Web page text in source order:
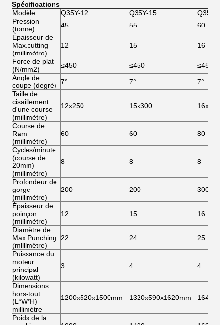
Spécifications
Modèle
Q35Y-12 Q35Y-15
Q35Y-
Pression
(tonne)
45 55
60
Épaisseur de
Max.cutting
(millimètre)
12 15 16
Force de plat
(N/mm2)
≤450 ≤450
≤450
Angle de
coupe (degré)
7° 7°
7°
Taille de
cisaillement
d'une course
(millimètre)
12x250 15x300
Course de
Ram
(millimètre)
60 60 80
Cycles/minute
(course de
20mm)
(millimètre)
8 8 8
Profondeur de
gorge
(millimètre)
200 200 300
Épaisseur de
poinçon
(millimètre)
12 15 16
Diamètre de
Max.Punching
(millimètre)
22 24 25
Puissance du
moteur
principal
(kilowatt)
3 4 4
Dimensions
hors-tout
(L*W*H)
millimètre
1200x520x1500mm 1320x590x1620mm
Poids de la